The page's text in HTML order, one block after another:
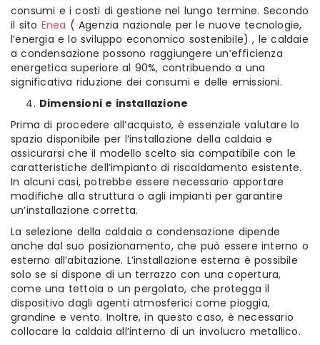
consumi e i costi di gestione nel lungo termine. Secondo
il sito Enea ( Agenzia nazionale per le nuove tecnologie,
l’energia e lo sviluppo economico sostenibile) , le caldaie
a condensazione possono raggiungere un’efficienza
energetica superiore al 90%, contribuendo a una
significativa riduzione dei consumi e delle emissioni.
Dimensioni e installazione
Prima di procedere all’acquisto, è essenziale valutare lo
spazio disponibile per l’installazione della caldaia e
assicurarsi che il modello scelto sia compatibile con le
caratteristiche dell’impianto di riscaldamento esistente.
In alcuni casi, potrebbe essere necessario apportare
modifiche alla struttura o agli impianti per garantire
un’installazione corretta.
La selezione della caldaia a condensazione dipende
anche dal suo posizionamento, che può essere interno o
esterno all’abitazione. L’installazione esterna è possibile
solo se si dispone di un terrazzo con una copertura,
come una tettoia o un pergolato, che protegga il
dispositivo dagli agenti atmosferici come pioggia,
grandine e vento. Inoltre, in questo caso, è necessario
collocare la caldaia all’interno di un involucro metallico.